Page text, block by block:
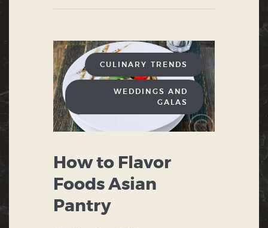
CULINARY TRENDS
WEDDINGS AND
GALAS
How to Flavor
Foods Asian
Pantry